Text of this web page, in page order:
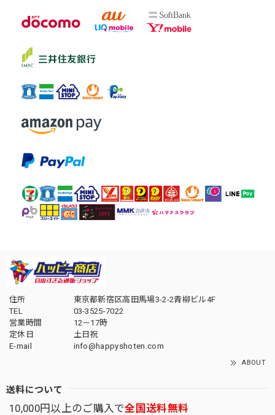
住所
東京都新宿区高田馬場3-2-2青柳ビル4F
TEL
03-3525-7022
営業時間
12－17時
定休日
土日祝
E-mail
info@happyshoten.com
ABOUT
送料について
10,000円以上のご購入で全国送料無料